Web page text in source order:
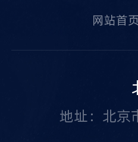
网站首页
地址：北京